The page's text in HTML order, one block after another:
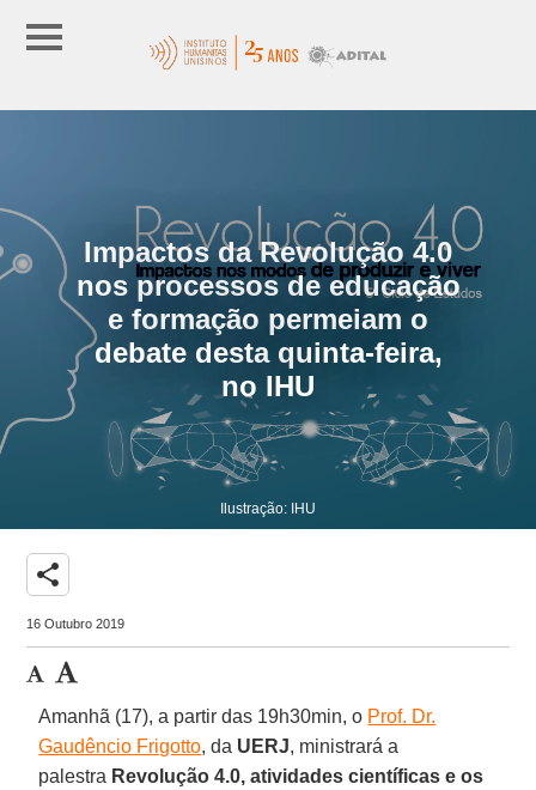
Impactos da Revolução 4.0
nos processos de educação
e formação permeiam o
debate desta quinta-feira,
no IHU
Ilustração: IHU
share
16 Outubro 2019
Amanhã (17), a partir das 19h30min, o Prof. Dr.
Gaudêncio Frigotto, da UERJ, ministrará a
palestra Revolução 4.0, atividades científicas e os